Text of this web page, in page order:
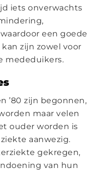
iets onverwachts
een goede
zijn zowel voor
mededuikers.
’80 zijn begonnen,
maar velen
ouder worden is
aanwezig.
gekregen,
van hun